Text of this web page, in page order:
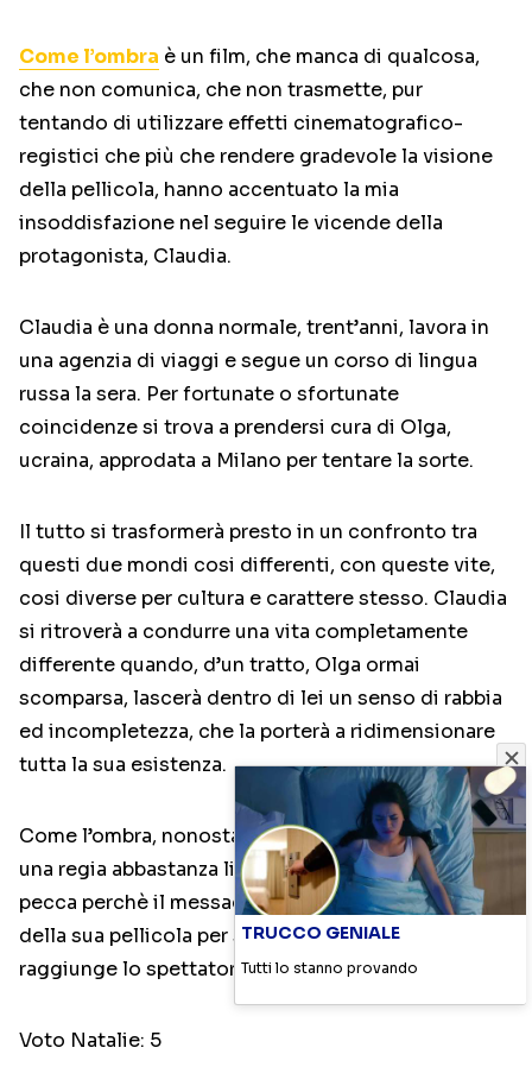
Come l’ombra è un film, che manca di qualcosa,
che non comunica, che non trasmette, pur
tentando di utilizzare effetti cinematografico-
registici che più che rendere gradevole la visione
della pellicola, hanno accentuato la mia
insoddisfazione nel seguire le vicende della
protagonista, Claudia.
Claudia è una donna normale, trent’anni, lavora in
una agenzia di viaggi e segue un corso di lingua
russa la sera. Per fortunate o sfortunate
coincidenze si trova a prendersi cura di Olga,
ucraina, approdata a Milano per tentare la sorte.
Il tutto si trasformerà presto in un confronto tra
questi due mondi cosi differenti, con queste vite,
cosi diverse per cultura e carattere stesso. Claudia
si ritroverà a condurre una vita completamente
differente quando, d’un tratto, Olga ormai
scomparsa, lascerà dentro di lei un senso di rabbia
ed incompletezza, che la porterà a ridimensionare
tutta la sua esistenza.
Come l’ombra, nonostante la “bontà” del tema, e
una regia abbastanza lineare (pur non noiosa),
pecca perchè il messaggio nascosto all’interno
della sua pellicola per svariati motivi non
raggiunge lo spettatore. Un peccato.
Voto Natalie: 5
TRUCCO GENIALE
Tutti lo stanno provando